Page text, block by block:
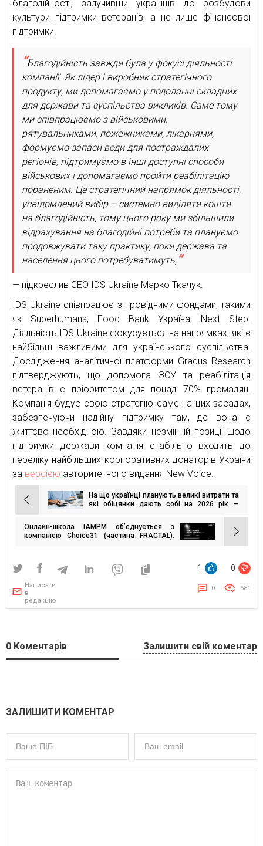
благодійності, залучивши українців до розбудови
культури підтримки ветеранів, а не лише фінансової
підтримки.
Благодійність завжди була у фокусі діяльності
компанії. Як лідер і виробник стратегічного
продукту, ми допомагаємо у подоланні складних
для держави та суспільства викликів. Саме тому
ми співпрацюємо з військовими,
рятувальниками, пожежниками, лікарнями,
формуємо запаси води для постраждалих
регіонів, підтримуємо в інші доступні способи
військових і допомагаємо пройти реабілітацію
пораненим. Це стратегічний напрямок діяльності,
усвідомлений вибір – системно виділяти кошти
на благодійність, тому цього року ми збільшили
відрахування на благодійні потреби та плануємо
продовжувати таку практику, поки держава та
населення цього потребуватимуть,
— підкреслив СЕО IDS Ukraine Марко Ткачук.
IDS Ukraine співпрацює з провідними фондами, такими
як Superhumans, Food Bank Україна, Next Step.
Діяльність IDS Ukraine фокусується на напрямках, які є
найбільш важливими для українського суспільства.
Дослідження аналітичної платформи Gradus Research
підтверджують, що допомога ЗСУ та реабілітація
ветеранів є пріоритетом для понад 70% громадян.
Компанія будує свою стратегію саме на цих засадах,
забезпечуючи надійну підтримку там, де вона є
життєво необхідною. Завдяки незмінній позиції щодо
підтримки держави компанія стабільно входить до
переліку найбільших корпоративних донаторів України
за версією авторитетного видання New Voice.
Навігація
записів
На що українці планують великі витрати та
які обіцянки дають собі на 2026 рік —
Онлайн-школа IAMPM об’єднується з
компанією Choice31 (частина FRACTAL).
1 0
Написати
в
редакцію
0 681
0 Коментарів Залишити свій коментар
ЗАЛИШИТИ КОМЕНТАР